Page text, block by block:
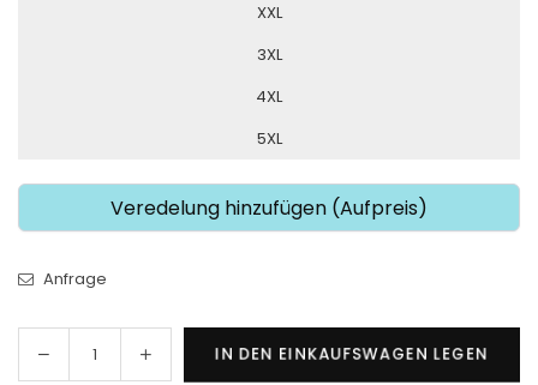
XXL
3XL
4XL
5XL
Veredelung hinzufügen (Aufpreis)
Anfrage
Menge
für
Menge
für
IN DEN EINKAUFSWAGEN LEGEN